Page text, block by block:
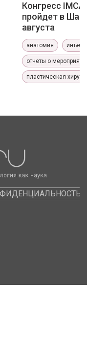
Конгресс
пройдет в
августа
анатомия
отчеты о
пластическая